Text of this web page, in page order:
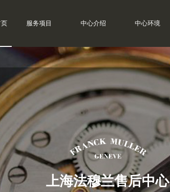
服务项目 中心介绍 中心环境
上海法穆兰售后中心